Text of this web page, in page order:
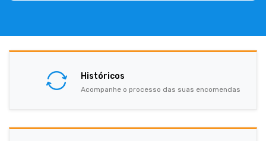
Históricos
Acompanhe o processo das suas encomendas